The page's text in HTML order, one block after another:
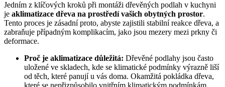
Jedním z klíčových kroků při montáži dřevěných podlah v kuchyni
je aklimatizace dřeva na prostředí vašich obytných prostor.
Tento proces je zásadní proto, abyste zajistili stabilní reakce dřeva, a
zabraňuje případným komplikacím, jako jsou mezery mezi prkny či
deformace.
Proč je aklimatizace důležitá: Dřevěné podlahy jsou často
uložené ve skladech, kde se klimatické podmínky výrazně liší
od těch, které panují u vás doma. Okamžitá pokládka dřeva,